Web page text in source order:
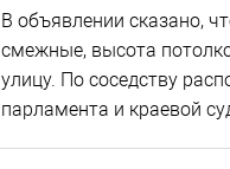
В объявлении сказано,
смежные, высота
улицу. По соседству
парламента и краевой